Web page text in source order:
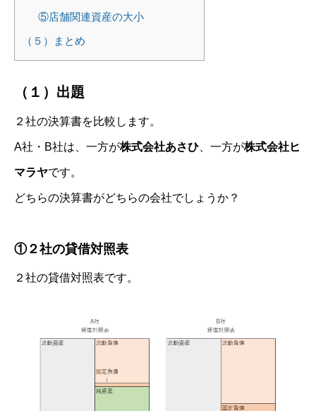
⑤店舗関連資産の大小
（５）まとめ
（１）出題
２社の決算書を比較します。
A社・B社は、一方が株式会社あさひ 、一方が株式会社ヒ
マラヤです。
どちらの決算書がどちらの会社でしょうか？
①２社の貸借対照表
２社の貸借対照表です。